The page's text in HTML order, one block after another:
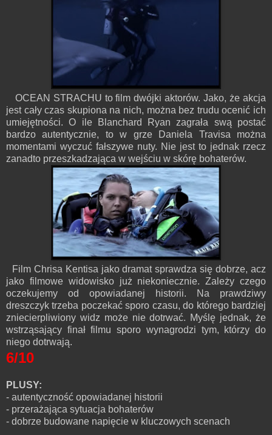
OCEAN STRACHU to film dwójki aktorów. Jako, że akcja
jest cały czas skupiona na nich, można bez trudu ocenić ich
umiejętności. O ile Blanchard Ryan zagrała swą postać
bardzo autentycznie, to w grze Daniela Travisa można
momentami wyczuć fałszywe nuty. Nie jest to jednak rzecz
zanadto przeszkadzająca w wejściu w skórę bohaterów.
Film Chrisa Kentisa jako dramat sprawdza się dobrze, acz
jako filmowe widowisko już niekoniecznie. Zależy czego
oczekujemy od opowiadanej historii. Na prawdziwy
dreszczyk trzeba poczekać sporo czasu, do którego bardziej
zniecierpliwiony widz może nie dotrwać. Myślę jednak, że
wstrząsający finał filmu sporo wynagrodzi tym, którzy do
niego dotrwają.
6/10
PLUSY:
- autentyczność opowiadanej historii
- przerażająca sytuacja bohaterów
- dobrze budowane napięcie w kluczowych scenach